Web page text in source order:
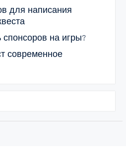
для написания
спонсоров на игры?
современное